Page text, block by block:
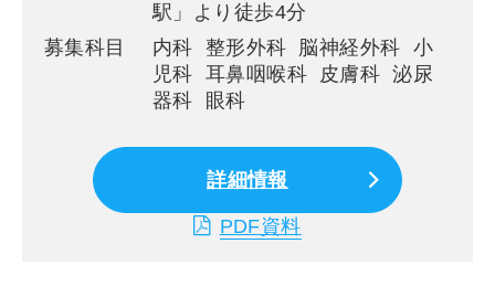
駅」より徒歩4分
募集科目
内科 整形外科 脳神経外科 小
児科 耳鼻咽喉科 皮膚科 泌尿
器科 眼科
詳細情報
PDF資料